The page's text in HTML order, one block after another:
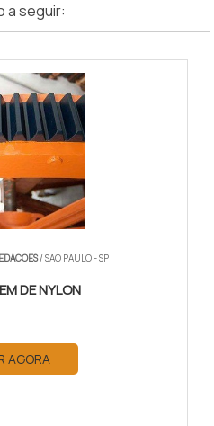
a seguir:
/ SÃO PAULO - SP
DE NYLON
AGORA